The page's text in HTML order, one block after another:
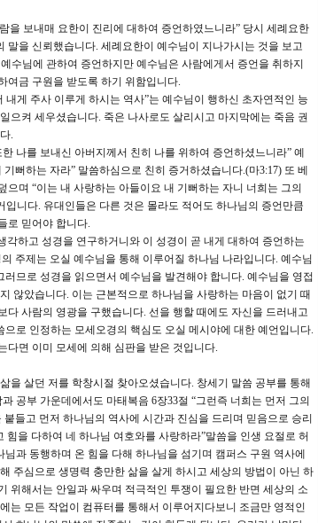
을 보내매 요한이 진리에 대하여 증언하였느니라” 당시 세례요한
을 신뢰했습니다. 세례요한이 예수님이 지나가시는 것을 보고
수님에 관하여 증언하지만 예수님은 사람에게서 증언을 취하지
여금 구원을 받도록 하기 위함입니다.
게 주사 이루게 하시는 역사”는 예수님이 행하신 초자연적인 능
으켜 세우셨습니다. 죽은 나사로도 살리시고 마지막에는 죽음 권
.
나를 보내신 아버지께서 친히 나를 위하여 증언하셨느니라” 예
뻐하는 자라” 말씀하심으로 친히 증거하셨습니다.(마3:17) 또 베
며 “이는 내 사랑하는 아들이요 내 기뻐하는 자니 너희는 그의
니다. 유대인들은 다른 것은 몰라도 적어도 하나님의 증언만큼
로 믿어야 합니다.
하고 성경을 연구하거니와 이 성경이 곧 내게 대하여 증언하는
주제는 오실 예수님을 통해 이루어질 하나님 나라입니다. 예수님
므로 성경을 읽으면서 예수님을 발견해야 합니다. 예수님을 영접
않았습니다. 이는 근본적으로 하나님을 사랑하는 마음이 없기 때
사람의 영광을 구했습니다. 선을 행할 때에도 자신을 드러내고
로 인정하는 모세오경의 핵심도 오실 메시야에 대한 예언입니다.
다면 이미 모세에 의해 심판을 받은 것입니다.
을 살던 저를 학창시절 찾아오셨습니다. 창세기 말씀 공부를 통해
공부 가운데에서도 마태복음 6장33절 “그런즉 너희는 먼저 그의
들고 먼저 하나님의 역사에 시간과 진심을 드리며 믿음으로 승리
을 다하여 네 하나님 여호와를 사랑하라”말씀을 인생 요절로 허
과 동행하며 온 힘을 다해 하나님을 섬기며 캠퍼스 구원 역사에
주심으로 생명력 충만한 삶을 살게 하시고 세상의 방법이 아닌 하
위해서는 안일과 싸우며 적극적인 투쟁이 필요한 반면 세상의 소
는 모든 작업이 컴퓨터를 통해서 이루어지다보니 조금만 영적인